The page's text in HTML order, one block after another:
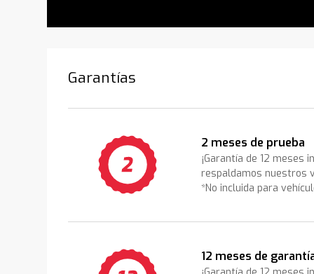
Garantías
2 meses de prueba
¡Garantía de 12 meses
respaldamos nuestros
*No incluida para
12 meses de